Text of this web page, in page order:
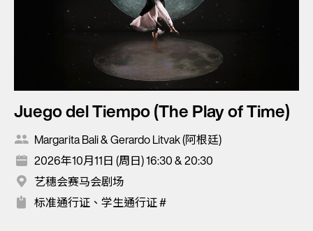
Juego del Tiempo (The Play of Time)
Margarita Bali & Gerardo Litvak (阿根廷)
2026年10月11日 (周日) 16:30 & 20:30
艺穗会赛马会剧场
标准通行证、学生通行证 #